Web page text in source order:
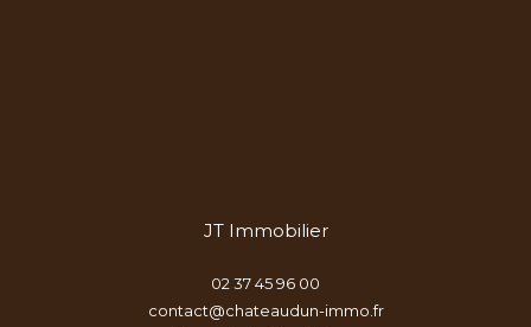
JT Immobilier
02 37 45 96 00
contact@chateaudun-immo.fr